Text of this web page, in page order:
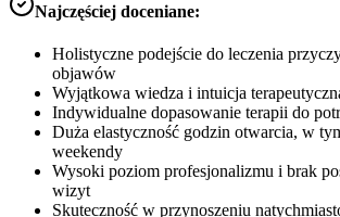
Najczęściej doceniane:
Holistyczne podejście do leczenia
objawów
Wyjątkowa wiedza i intuicja
Indywidualne dopasowanie terapii do
Duża elastyczność godzin otwarcia, w
weekendy
Wysoki poziom profesjonalizmu i brak
wizyt
Skuteczność w przynoszeniu